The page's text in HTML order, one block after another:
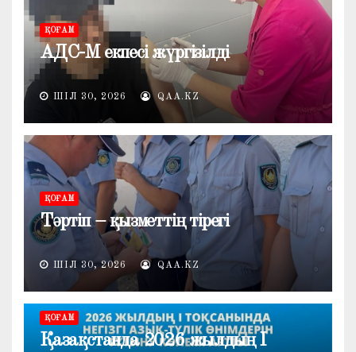
ҚОҒАМ
АДС-М екпесі жүргізілді
ШІЛ 30, 2026 QAA.KZ
ҚОҒАМ
Тәртіп – қызметтің тірегі
ШІЛ 30, 2026 QAA.KZ
ҚОҒАМ
Қазақстанда 2026 жылдың I